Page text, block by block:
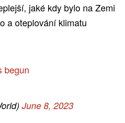
jaké kdy bylo na Zemi
a oteplování klimatu
begun
June 8, 2023